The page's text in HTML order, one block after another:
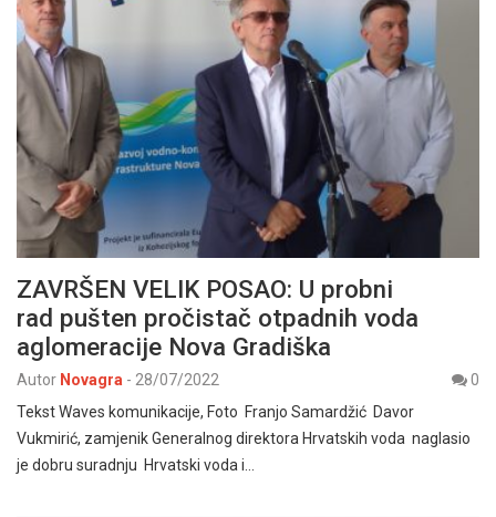
ZAVRŠEN VELIK POSAO: U probni
rad pušten pročistač otpadnih voda
aglomeracije Nova Gradiška
Autor Novagra - 28/07/2022
0
Tekst Waves komunikacije, Foto Franjo Samardžić Davor
Vukmirić, zamjenik Generalnog direktora Hrvatskih voda naglasio
je dobru suradnju Hrvatski voda i…